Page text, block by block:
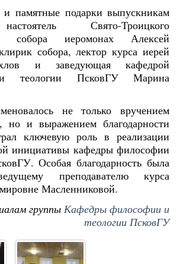
и памятные подарки выпускникам
Свято-Троицкого
собора иеромонах Алексей
собора, лектор курса иерей
и заведующая кафедрой
теологии ПсковГУ Марина
не только вручением
но и выражением благодарности
ключевую роль в реализации
инициативы кафедры философии
Особая благодарность была
преподавателю курса
Масленниковой.
группы Кафедры философии и
теологии ПсковГУ